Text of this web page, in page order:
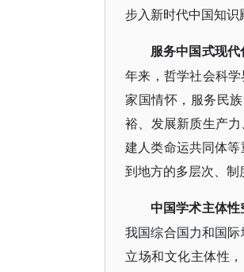
步入新时代中国知识
服务中国式现代
年来，哲学社会科
家国情怀，服务民
裕、发展新质生产
建人类命运共同体
到地方的多层次、制
中国学术主体性
我国综合国力和国
立场和文化主体性